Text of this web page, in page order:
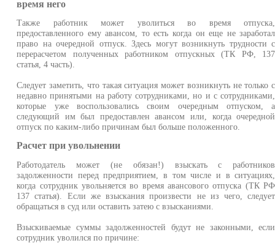
время него
Также работник может уволиться во время отпуска,
предоставленного ему авансом, то есть когда он еще не заработал
право на очередной отпуск. Здесь могут возникнуть трудности с
перерасчетом полученных работником отпускных (ТК РФ, 137
статья, 4 часть).
Следует заметить, что такая ситуация может возникнуть не только с
недавно принятыми на работу сотрудниками, но и с сотрудниками,
которые уже воспользовались своим очередным отпуском, а
следующий им был предоставлен авансом или, когда очередной
отпуск по каким-либо причинам был больше положенного.
Расчет при увольнении
Работодатель может (не обязан!) взыскать с работников
задолженности перед предприятием, в том числе и в ситуациях,
когда сотрудник увольняется во время авансового отпуска (ТК РФ
137 статья). Если же взыскания произвести не из чего, следует
обращаться в суд или оставить затею с взысканиями.
Взыскиваемые суммы задолженностей будут не законными, если
сотрудник уволился по причине: